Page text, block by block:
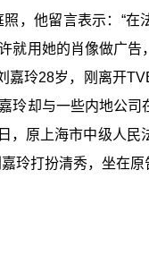
，他留言表示：“在
用她的肖像做广告
玲28岁，刚离开
却与一些内地公司
，原上海市中级人民
玲打扮清秀，坐在原